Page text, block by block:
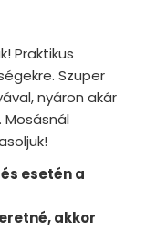
Praktikus
Szuper
nyáron akár
esetén a
akkor